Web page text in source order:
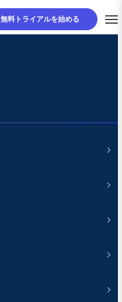
無料トライアルを始める